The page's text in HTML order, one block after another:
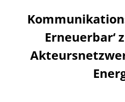
Erneuerbar‘